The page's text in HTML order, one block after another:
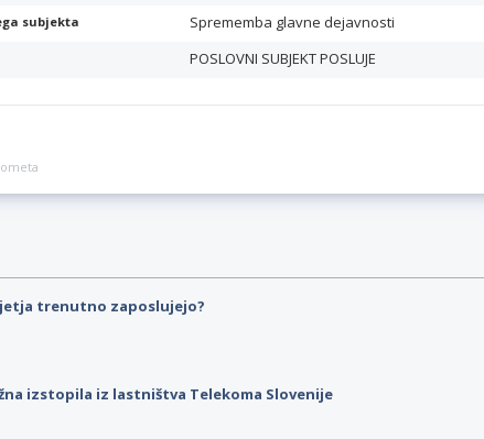
subjekta Sprememba glavne dejavnosti
POSLOVNI SUBJEKT POSLUJE
trenutno zaposlujejo?
izstopila iz lastništva Telekoma Slovenije